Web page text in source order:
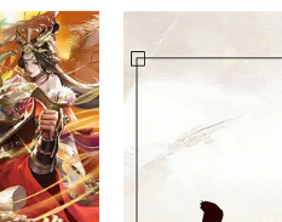
签到领海量资源;
丰厚奖励;
0.1折随心畅玩;
录免费领1千代金券。